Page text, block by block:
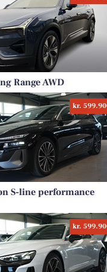
Range AWD
kr.
S-line performance
kr.